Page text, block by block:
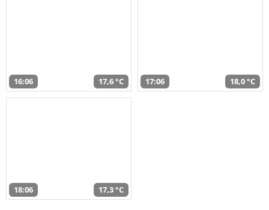
16:06 17,6 °C 17:06 18,0 °C
18:06 17,3 °C